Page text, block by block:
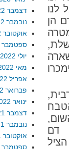
לנו
הן
דם
דצמבר 2022
נובמבר 2022
אוקטובר 2022
ספטמבר 2022
יולי 2022
מאי 2022
אפריל 2022
פברואר 2022
ינואר 2022
דצמבר 2021
נובמבר 2021
אוקטובר 2021
ספטמבר 2021